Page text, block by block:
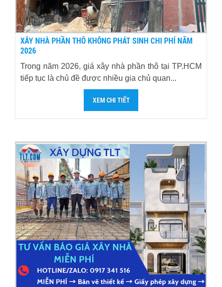
XÂY NHÀ PHẦN THÔ KHÔNG PHÁT SINH CHI PHÍ NĂM
2026
Trong năm 2026, giá xây nhà phần thô tại TP.HCM
tiếp tục là chủ đề được nhiều gia chủ quan...
XEM CHI TIẾT